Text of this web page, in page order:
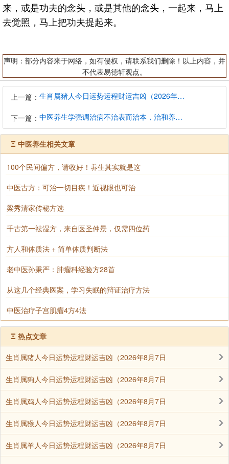
来，或是功夫的念头，或是其他的念头，一起来，马上
去觉照，马上把功夫提起来。
声明：部分内容来于网络，如有侵权，请联系我们删除！以上内容，并
不代表易德轩观点。
上一篇： 生肖属猪人今日运势运程财运吉凶（2026年8月7日）详解查询
下一篇： 中医养生学强调治病不治表而治本，治和养兼顾是有必要的
Ξ 中医养生相关文章
100个民间偏方，请收好！养生其实就是这
中医古方：可治一切目疾！近视眼也可治
梁秀清家传秘方选
千古第一祛湿方，来自医圣仲景，仅需四位药
方人和体质法 + 简单体质判断法
老中医孙秉严：肿瘤科经验方28首
从这几个经典医案，学习失眠的辩证治疗方法
中医治疗子宫肌瘤4方4法
Ξ 热点文章
生肖属猪人今日运势运程财运吉凶（2026年8月7日
生肖属狗人今日运势运程财运吉凶（2026年8月7日
生肖属鸡人今日运势运程财运吉凶（2026年8月7日
生肖属猴人今日运势运程财运吉凶（2026年8月7日
生肖属羊人今日运势运程财运吉凶（2026年8月7日